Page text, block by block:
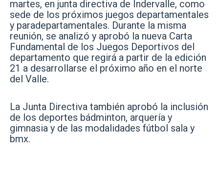
martes, en junta directiva de Indervalle, como
sede de los próximos juegos departamentales
y paradepartamentales. Durante la misma
reunión, se analizó y aprobó la nueva Carta
Fundamental de los Juegos Deportivos del
departamento que regirá a partir de la edición
21 a desarrollarse el próximo año en el norte
del Valle.
La Junta Directiva también aprobó la inclusión
de los deportes bádminton, arquería y
gimnasia y de las modalidades fútbol sala y
bmx.